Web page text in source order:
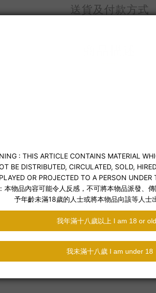
送貨及付款方式
工細作與尊貴質感。
，為日常穿搭注入一股清新潮流。